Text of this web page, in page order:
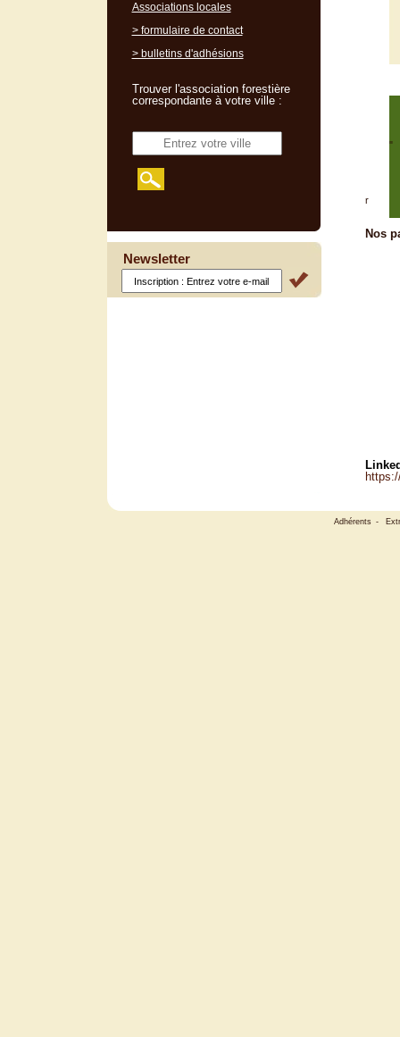
"
r
Nos
Associations locales
> formulaire de contact
> bulletins d'adhésions
Trouver l'association forestière
correspondante à votre ville :
Newsletter
Adhérents -